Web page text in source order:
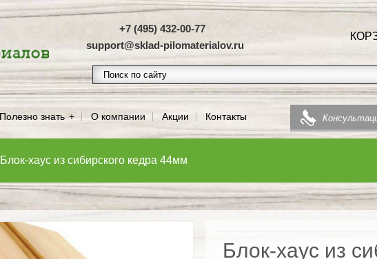
+7 (495) 432-00-77
support@sklad-pilomaterialov.ru
Полезно знать О компании Акции Контакты
Блок-хаус из сибирского кедра 44мм
Блок-хаус из